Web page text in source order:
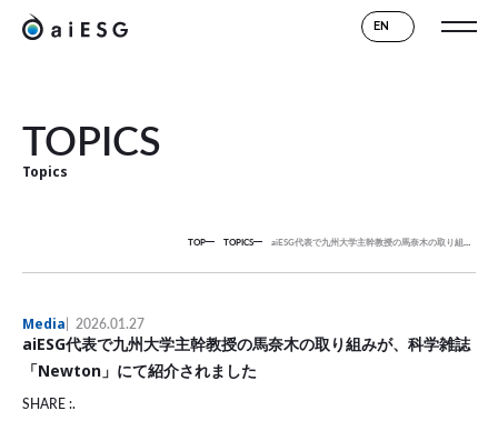
EN
TOPICS
Topics
TOP TOPICS aiESG代表で九州大学主幹教授の馬奈木の取り組みが、科学雑誌「Newton」にて紹介されました
Media 2026.01.27
aiESG代表で九州大学主幹教授の馬奈木の取り組みが、科学雑誌
「Newton」にて紹介されました
SHARE :.